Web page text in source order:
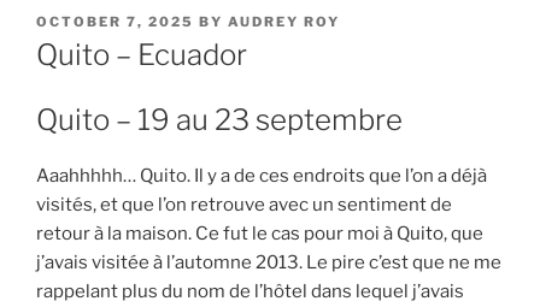
POSTED
ON
OCTOBER 7, 2025 BY AUDREY ROY
Quito – Ecuador
Quito – 19 au 23 septembre
Aaahhhhh… Quito. Il y a de ces endroits que l’on a déjà
visités, et que l’on retrouve avec un sentiment de
retour à la maison. Ce fut le cas pour moi à Quito, que
j’avais visitée à l’automne 2013. Le pire c’est que ne me
rappelant plus du nom de l’hôtel dans lequel j’avais